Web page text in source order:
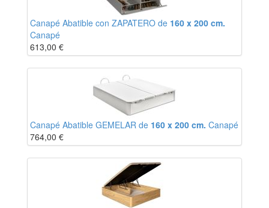
Canapé Abatible con ZAPATERO de 160 x 200 cm.
Canapé
613,00 €
Canapé Abatible GEMELAR de 160 x 200 cm. Canapé
764,00 €